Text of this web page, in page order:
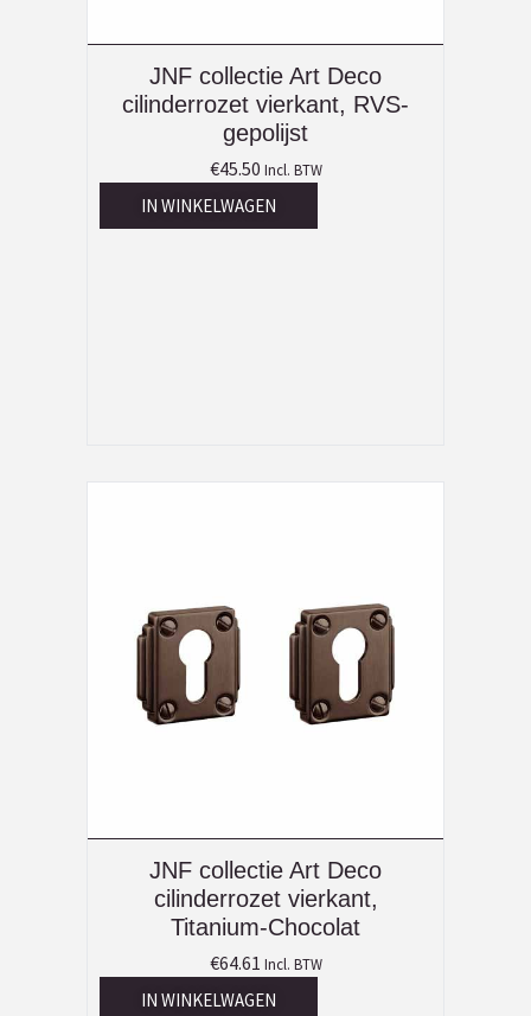
JNF collectie Art Deco
cilinderrozet vierkant, RVS-
gepolijst
€45.50 Incl. BTW
IN WINKELWAGEN
JNF collectie Art Deco
cilinderrozet vierkant,
Titanium-Chocolat
€64.61 Incl. BTW
IN WINKELWAGEN